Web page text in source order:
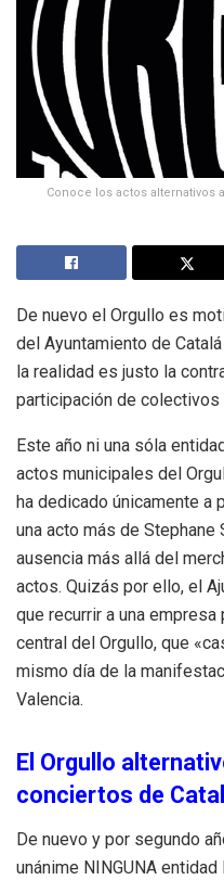
Conoce los actos alternativos
De nuevo el Orgullo es
del Ayuntamiento de
la realidad es justo la
participación de colectivos
Este año ni una sóla
actos municipales del
ha dedicado únicamente a
una acto más de
ausencia más allá del
actos. Quizás por ello, el
que recurrir a una
central del Orgullo, que
mismo día de la
Valencia.
El Orgullo
conciertos de
De nuevo y por segundo
unánime NINGUNA